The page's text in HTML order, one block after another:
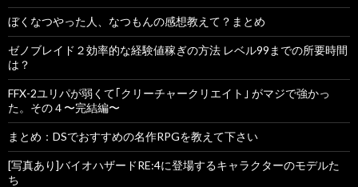
ぼくなつやった人、なつもんの感想教えて？まとめ
ゼノブレイド２効率的な経験値稼ぎの方法 レベル99までの所要時間
は？
FFX-2ユリパが弱くて｢クリーチャークリエイト｣ がマジで強かっ
た。その４〜完結編〜
まとめ：DSでおすすめの名作RPGを教えて下さい
[写真あり]バイオハザードRE:4に登場するキャラクターのモデルた
ち